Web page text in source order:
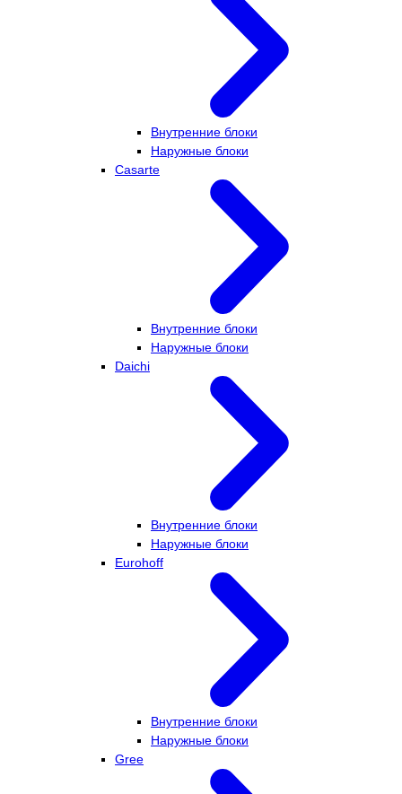
Внутренние блоки
Наружные блоки
Casarte
Внутренние блоки
Наружные блоки
Daichi
Внутренние блоки
Наружные блоки
Eurohoff
Внутренние блоки
Наружные блоки
Gree